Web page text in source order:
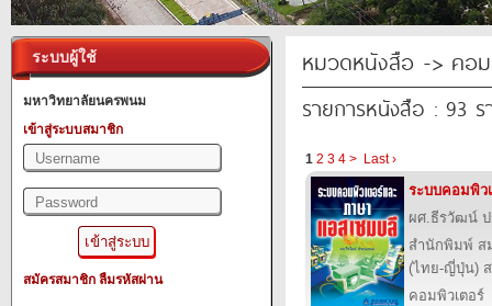
ระบบผู้ใช้
มหาวิทยาลัยนครพนม
เข้าสู่ระบบสมาชิก
สมัครสมาชิก ลืมรหัสผ่าน
หมวดหนังสือ -> คอ
รายการหนังสือ : 93 ร
1 2 3 4 > Last ›
ระบบคอมพิว
ผศ.ธีรวัฒน์
สำนักพิมพ์ ส
(ไทย-ญี่ปุ่น)
คอมพิวเตอร์